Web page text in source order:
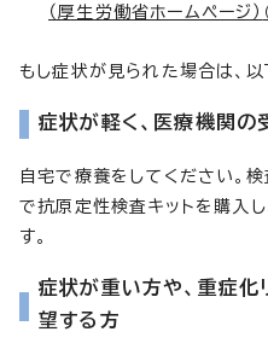
（厚生労働省ホームページ）
もし症状が見られた場合は、
症状が軽く、医療機関
自宅で療養をしてください。
で抗原定性検査キットを購入
す。
症状が重い方や、重症化
望する方